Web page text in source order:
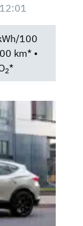
12:01
100
km* •
2*